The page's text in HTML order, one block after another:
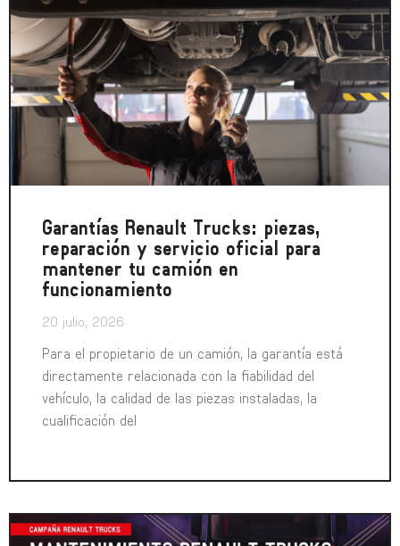
Garantías Renault Trucks: piezas,
reparación y servicio oficial para
mantener tu camión en
funcionamiento
20 julio, 2026
Para el propietario de un camión, la garantía está
directamente relacionada con la fiabilidad del
vehículo, la calidad de las piezas instaladas, la
cualificación del